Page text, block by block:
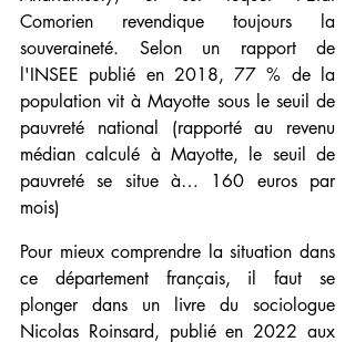
Comorien revendique toujours la
souveraineté. Selon un rapport de
l'INSEE publié en 2018, 77 % de la
population vit à Mayotte sous le seuil de
pauvreté national (rapporté au revenu
médian calculé à Mayotte, le seuil de
pauvreté se situe à… 160 euros par
mois)
Pour mieux comprendre la situation dans
ce département français, il faut se
plonger dans un livre du sociologue
Nicolas Roinsard, publié en 2022 aux